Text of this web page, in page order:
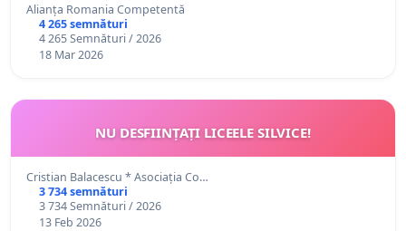
Alianța Romania Competentă
4 265 semnături
4 265 Semnături / 2026
18 Mar 2026
NU DESFIINȚAȚI LICEELE SILVICE!
Cristian Balacescu * Asociația Co…
3 734 semnături
3 734 Semnături / 2026
13 Feb 2026